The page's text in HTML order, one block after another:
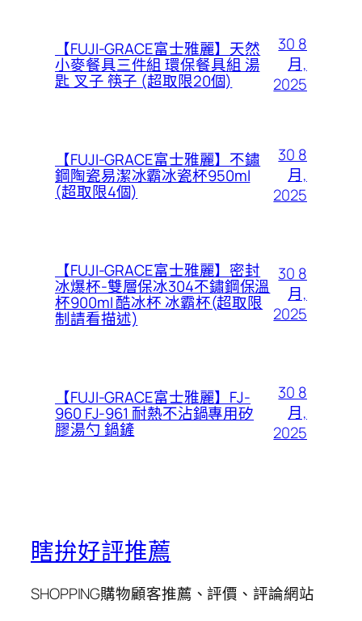
【FUJI-GRACE富士雅麗】天然
小麥餐具三件組 環保餐具組 湯
匙 叉子 筷子 (超取限20個)
30 8
月,
2025
【FUJI-GRACE富士雅麗】不鏽
鋼陶瓷易潔冰霸冰瓷杯950ml
(超取限4個)
30 8
月,
2025
【FUJI-GRACE富士雅麗】密封
冰爆杯-雙層保冰304不鏽鋼保溫
杯900ml 酷冰杯 冰霸杯(超取限
制請看描述)
30 8
月,
2025
【FUJI-GRACE富士雅麗】FJ-
960 FJ-961 耐熱不沾鍋專用矽
膠湯勺 鍋鏟
30 8
月,
2025
瞎拚好評推薦
SHOPPING購物顧客推薦、評價、評論網站